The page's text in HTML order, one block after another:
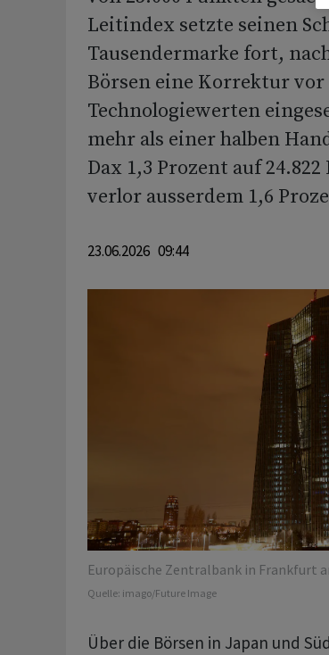
Leitindex setzte seinen
Tausendermarke fort,
Börsen eine Korrektur vor
Technologiewerten
mehr als einer halben
Dax 1,3 Prozent auf
verlor ausserdem 1,6
23.06.2026 09:44
Europäische Zentralbank in Frankfurt
Quelle: imago/Future Image
Über die Börsen in Japan und